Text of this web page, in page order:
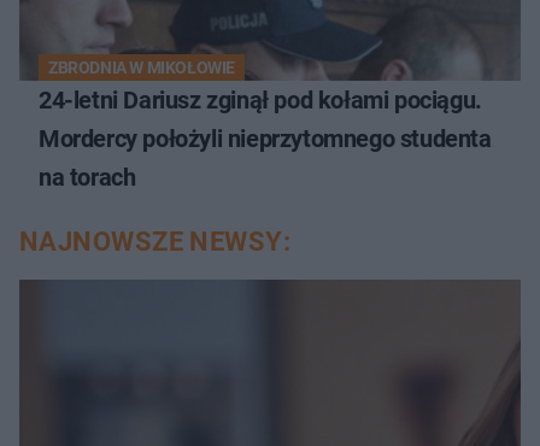
ZBRODNIA W MIKOŁOWIE
24-letni Dariusz zginął pod kołami pociągu.
Mordercy położyli nieprzytomnego studenta
na torach
NAJNOWSZE NEWSY: